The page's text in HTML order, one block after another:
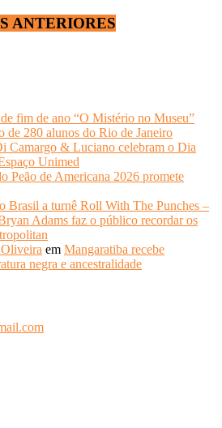
ANTERIORES
fim de ano “O Mistério no Museu”
de 280 alunos do Rio de Janeiro
Camargo & Luciano celebram o Dia
Unimed
Peão de Americana 2026 promete
Brasil a turnê Roll With The Punches –
Adams faz o público recordar os
em Mangaratiba recebe
negra e ancestralidade